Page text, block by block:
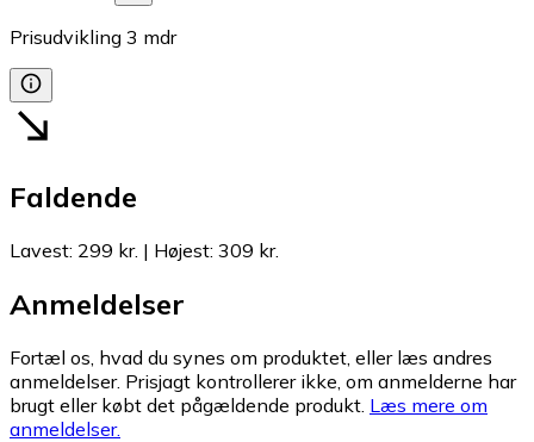
Prisudvikling 3 mdr
Faldende
Lavest: 299 kr. | Højest: 309 kr.
Anmeldelser
Fortæl os, hvad du synes om produktet, eller læs andres
anmeldelser. Prisjagt kontrollerer ikke, om anmelderne har
brugt eller købt det pågældende produkt. Læs mere om
anmeldelser.